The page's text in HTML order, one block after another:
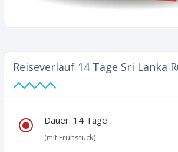
Reiseverlauf 14 Tage Sri Lanka
\ Dauer: 14 Tage
(mit Frühstück)